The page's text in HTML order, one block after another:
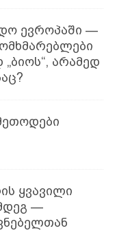
ევროპაში —
არამედ
ყვავილი
—